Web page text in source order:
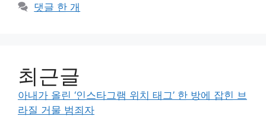
댓글 한 개
최근글
아내가 올린 ‘인스타그램 위치 태그’ 한 방에 잡힌 브
라질 거물 범죄자